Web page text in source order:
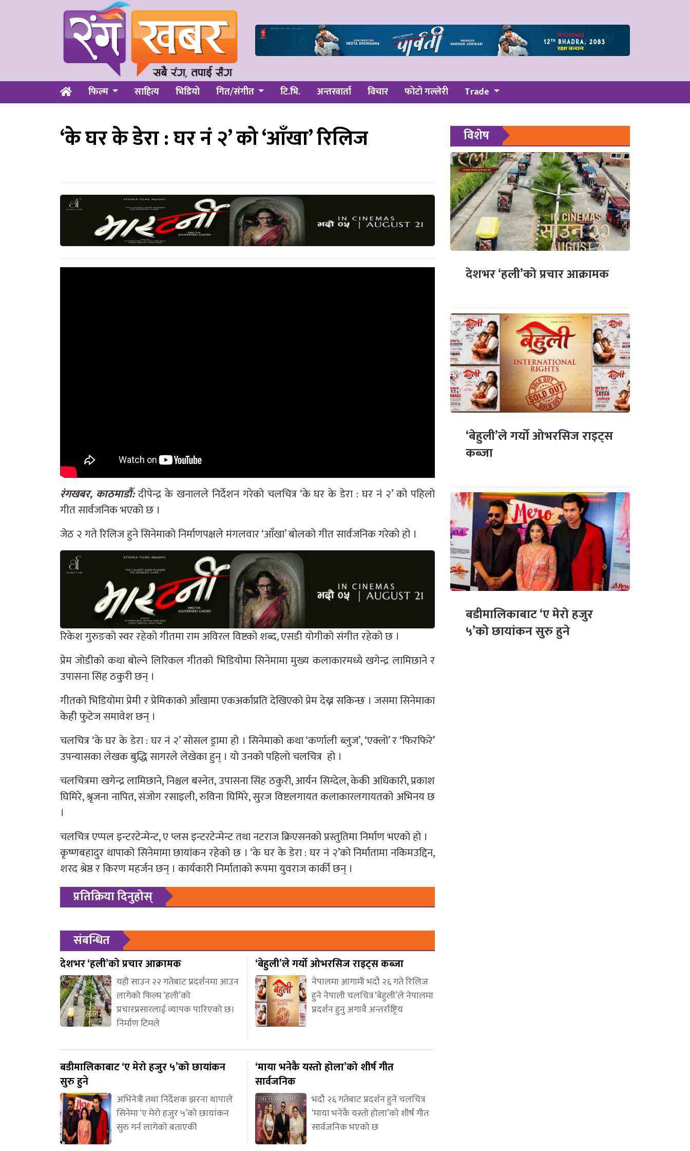
फिल्म साहित्य भिडियो गित/संगीत टि.भि. अन्तरवार्ता विचार फोटो गल्लेरी Trade
‘के घर के डेरा : घर नं २’ को ‘आँखा’ रिलिज
रंगखबर, काठमाडौँ: दीपेन्द्र के खनालले निर्देशन गरेको चलचित्र ‘के घर के डेरा : घर नं २’ को पहिलो
गीत सार्वजनिक भएको छ ।
जेठ २ गते रिलिज हुने सिनेमाको निर्माणपक्षले मंगलवार ‘आँखा’ बोलको गीत सार्वजनिक गरेको हो ।
रिकेश गुरुङको स्वर रहेको गीतमा राम अविरल विष्टको शब्द, एसडी योगीको संगीत रहेको छ ।
प्रेम जोडीको कथा बोल्ने लिरिकल गीतको भिडियोमा सिनेमामा मुख्य कलाकारमध्ये खगेन्द्र लामिछाने र
उपासना सिंह ठकुरी छन् ।
गीतको भिडियोमा प्रेमी र प्रेमिकाको आँखामा एकअर्काप्रति देखिएको प्रेम देख्न सकिन्छ । जसमा सिनेमाका
केही फुटेज समावेश छन् ।
चलचित्र ‘के घर के डेरा : घर नं २’ सोसल ड्रामा हो । सिनेमाको कथा ‘कर्णाली ब्लुज’, ‘एक्लो’ र ‘फिरफिरे’
उपन्यासका लेखक बुद्धि सागरले लेखेका हुन् । यो उनको पहिलो चलचित्र हो ।
चलचित्रमा खगेन्द्र लामिछाने, निश्चल बस्नेत, उपासना सिंह ठकुरी, आर्यन सिग्देल, केकी अधिकारी, प्रकाश
घिमिरे, श्रृजना नापित, संजोग रसाइली, रुविना घिमिरे, सुरज विष्टलगायत कलाकारलगायतको अभिनय छ
।
चलचित्र एप्पल इन्टरटेन्मेन्ट, ए प्लस इन्टरटेन्मेन्ट तथा नटराज क्रिएसनको प्रस्तुतिमा निर्माण भएको हो ।
कृष्णबहादुर थापाको सिनेमामा छायांकन रहेको छ । ‘के घर के डेरा : घर नं २’को निर्मातामा नकिमउद्दिन,
शरद श्रेष्ठ र किरण महर्जन छन् । कार्यकारी निर्माताको रूपमा युवराज कार्की छन् ।
प्रतिक्रिया दिनुहोस्
संबन्धित
देशभर ‘हली’को प्रचार आक्रामक
यही साउन २२ गतेबाट प्रदर्शनमा आउन
लागेको फिल्म ‘हली’को
प्रचारप्रसारलाई व्यापक पारिएको छ।
निर्माण टिमले
‘बेहुली’ले गर्यो ओभरसिज राइट्स कब्जा
नेपालमा आगामी भदौ २६ गते रिलिज
हुने नेपाली चलचित्र ‘बेहुली’ले नेपालमा
प्रदर्शन हुनु अगावै अन्तर्राष्ट्रिय
बडीमालिकाबाट ‘ए मेरो हजुर ५’को छायांकन
सुरु हुने
अभिनेत्री तथा निर्देशक झरना थापाले
सिनेमा ‘ए मेरो हजुर ५’को छायांकन
सुरु गर्न लागेको बताएकी
‘माया भनेकै यस्तो होला’को शीर्ष गीत
सार्वजनिक
भदौ २६ गतेबाट प्रदर्शन हुने चलचित्र
‘माया भनेकै यस्तो होला’को शीर्ष गीत
सार्वजनिक भएको छ
विशेष
देशभर ‘हली’को प्रचार आक्रामक
‘बेहुली’ले गर्यो ओभरसिज राइट्स
कब्जा
बडीमालिकाबाट ‘ए मेरो हजुर
५’को छायांकन सुरु हुने